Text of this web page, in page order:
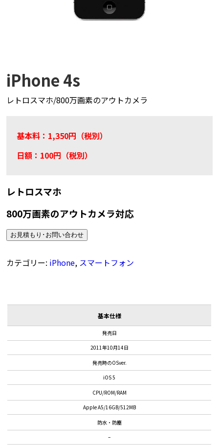
iPhone 4s
レトロスマホ/800万画素のアウトカメラ
基本料：1,350円（税別）
日額：100円（税別）
レトロスマホ
800万画素のアウトカメラ対応
お見積もり･お問い合わせ
カテゴリー: iPhone, スマートフォン
基本仕様
発売日
2011年10月14日
発売時のOSver.
iOS 5
CPU/ROM/RAM
Apple A5/16GB/512MB
防水・防塵
–